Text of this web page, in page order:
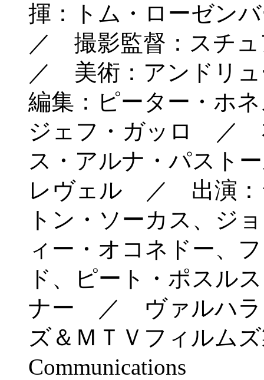
揮：トム・ローゼン
／ 撮影監督：スチ
／ 美術：アンドリ
編集：ピーター・ホ
ジェフ・ガッロ ／
ス・アルナ・パス
レヴェル ／ 出演：
トン・ソーカス、ジ
ィー・オコネドー、
ド、ピート・ポスル
ナー ／ ヴァルハラ
ズ＆ＭＴＶフィルム
Communications